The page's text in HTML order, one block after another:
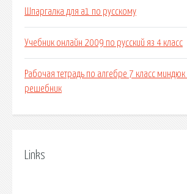
Шпаргалка для а1 по русскому
Учебник онлайн 2009 по русский яз 4 класс
Рабочая тетрадь по алгебре 7 класс
решебник
Links